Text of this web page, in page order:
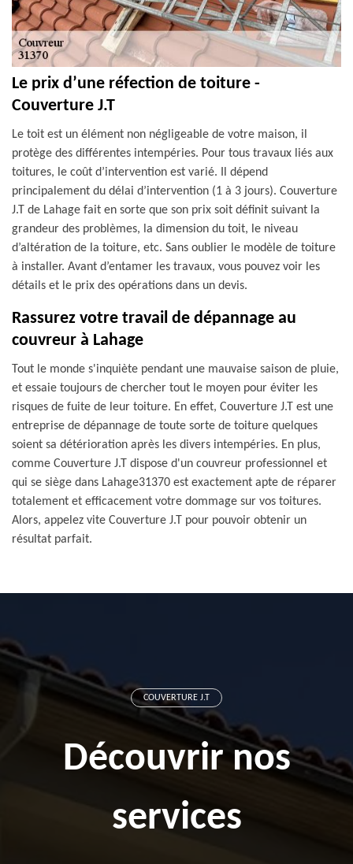
Le prix d’une réfection de toiture -
Couverture J.T
Le toit est un élément non négligeable de votre maison, il
protège des différentes intempéries. Pour tous travaux liés aux
toitures, le coût d’intervention est varié. Il dépend
principalement du délai d’intervention (1 à 3 jours). Couverture
J.T de Lahage fait en sorte que son prix soit définit suivant la
grandeur des problèmes, la dimension du toit, le niveau
d’altération de la toiture, etc. Sans oublier le modèle de toiture
à installer. Avant d’entamer les travaux, vous pouvez voir les
détails et le prix des opérations dans un devis.
Rassurez votre travail de dépannage au
couvreur à Lahage
Tout le monde s'inquiète pendant une mauvaise saison de pluie,
et essaie toujours de chercher tout le moyen pour éviter les
risques de fuite de leur toiture. En effet, Couverture J.T est une
entreprise de dépannage de toute sorte de toiture quelques
soient sa détérioration après les divers intempéries. En plus,
comme Couverture J.T dispose d'un couvreur professionnel et
qui se siège dans Lahage31370 est exactement apte de réparer
totalement et efficacement votre dommage sur vos toitures.
Alors, appelez vite Couverture J.T pour pouvoir obtenir un
résultat parfait.
COUVERTURE J.T
Découvrir nos
services